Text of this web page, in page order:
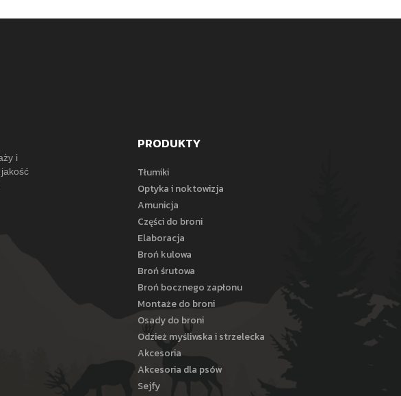
i
PRODUKTY
Tłumiki
Optyka i noktowizja
Amunicja
Części do broni
Elaboracja
Broń kulowa
Broń śrutowa
Broń bocznego zapłonu
Montaże do broni
Osady do broni
Odzież myśliwska i strzelecka
Akcesoria
Akcesoria dla psów
Sejfy